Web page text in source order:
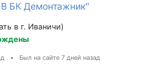
БК Демонтажник"
в г. Иваничи)
• Был на сайте 7 дней назад